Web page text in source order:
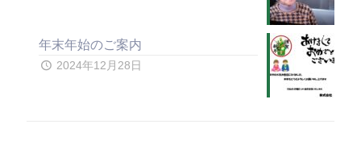
年末年始のご案内
2024年12月28日